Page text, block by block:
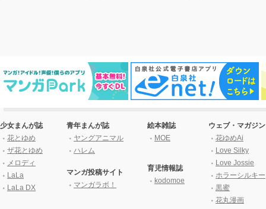
少女まんが誌
花とゆめ
ザ花とゆめ
メロディ
LaLa
LaLa DX
青年まんが誌
ヤングアニマル
ハレム
マンガ投稿サイト
マンガラボ！
絵本雑誌
MOE
育児情報誌
kodomoe
ウェブ・マガジン
花ゆめAi
Love Silky
Love Jossie
ホラーシルキー
黒蜜
花丸漫画